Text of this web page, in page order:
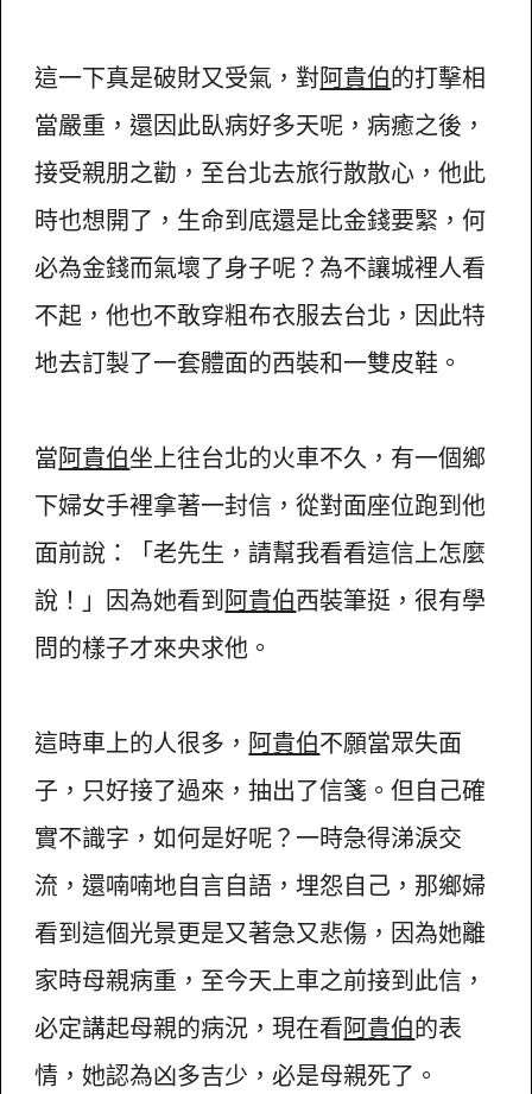
這一下真是破財又受氣，對阿貴伯的打擊相
當嚴重，還因此臥病好多天呢，病癒之後，
接受親朋之勸，至台北去旅行散散心，他此
時也想開了，生命到底還是比金錢要緊，何
必為金錢而氣壞了身子呢？為不讓城裡人看
不起，他也不敢穿粗布衣服去台北，因此特
地去訂製了一套體面的西裝和一雙皮鞋。
當阿貴伯坐上往台北的火車不久，有一個鄉
下婦女手裡拿著一封信，從對面座位跑到他
面前說：「老先生，請幫我看看這信上怎麼
說！」因為她看到阿貴伯西裝筆挺，很有學
問的樣子才來央求他。
這時車上的人很多， 阿貴伯不願當眾失面
子，只好接了過來，抽出了信箋。但自己確
實不識字，如何是好呢？一時急得涕淚交
流，還喃喃地自言自語，埋怨自己，那鄉婦
看到這個光景更是又著急又悲傷，因為她離
家時母親病重，至今天上車之前接到此信，
必定講起母親的病況，現在看阿貴伯的表
情，她認為凶多吉少，必是母親死了。